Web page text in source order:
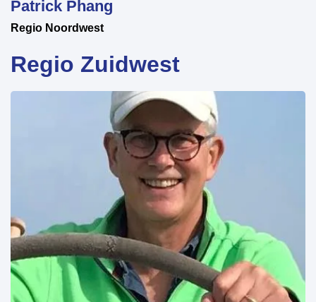
Patrick Phang
Regio Noordwest
Regio Zuidwest